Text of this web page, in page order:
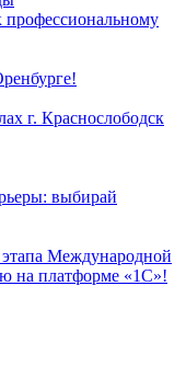
г. Краснослободск
выбирай
Международной
на платформе «1С»!